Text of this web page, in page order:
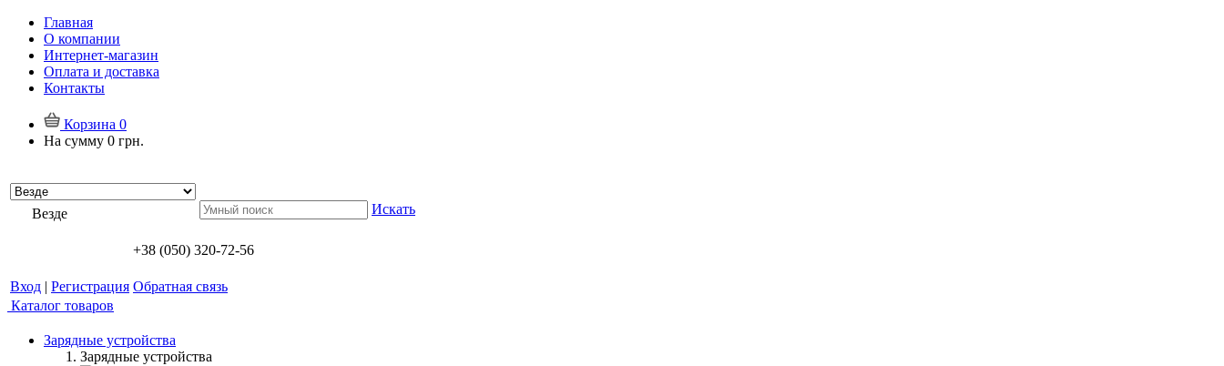
Главная
О компании
Интернет-магазин
Оплата и доставка
Контакты
Корзина 0
На сумму 0 грн.
Везде Искать
+38 (050) 320-72-56
Вход | Регистрация Обратная связь
Каталог товаров
Зарядные устройства
Зарядные устройства